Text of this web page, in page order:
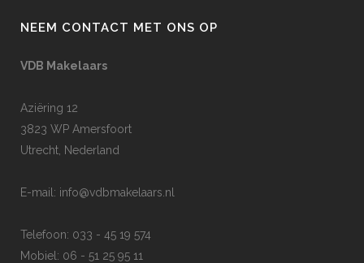
NEEM CONTACT MET ONS OP
VDB Makelaars
Aziëring 12
3823 WP Amersfoort
Utrecht, Nederland
E-mail: info@vdbmakelaars.nl
Telefoon: 033 - 45 19 574
Mobiel: 06 - 51 25 95 11